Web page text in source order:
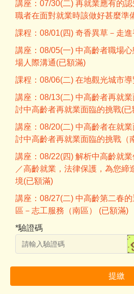
講座：07/30(二) 再就業應有的
職者在面對就業時該做好甚麼準
課程：08/01(四) 奇香異草－走
講座：08/05(一) 中高齡者職場
場人際溝通(已額滿)
課程：08/06(二) 在地觀光城市
講座：08/13(二) 中高齡者再就
討中高齡者再就業面臨的挑戰(已
講座：08/20(二) 中高齡者在就
討中高齡者再就業面臨的挑戰（
講座：08/22(四) 解析中高齡就
／高齡就業，法律保護，為您締
境(已額滿)
講座：08/27(二) 中高齡第二春
區－志工服務（南區） (已額滿)
*驗證碼
提繳